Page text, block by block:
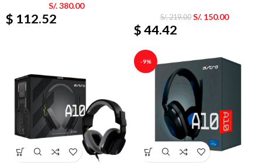
S/.380.00
$ 112.52 S/.219.00 S/.150.00
$ 44.42
-9%